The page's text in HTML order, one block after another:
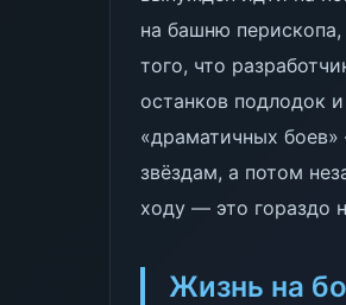
на башню
того, что
останков подлодок
«драматичных
звёздам, а потом
ходу — это гораздо
Жизнь на